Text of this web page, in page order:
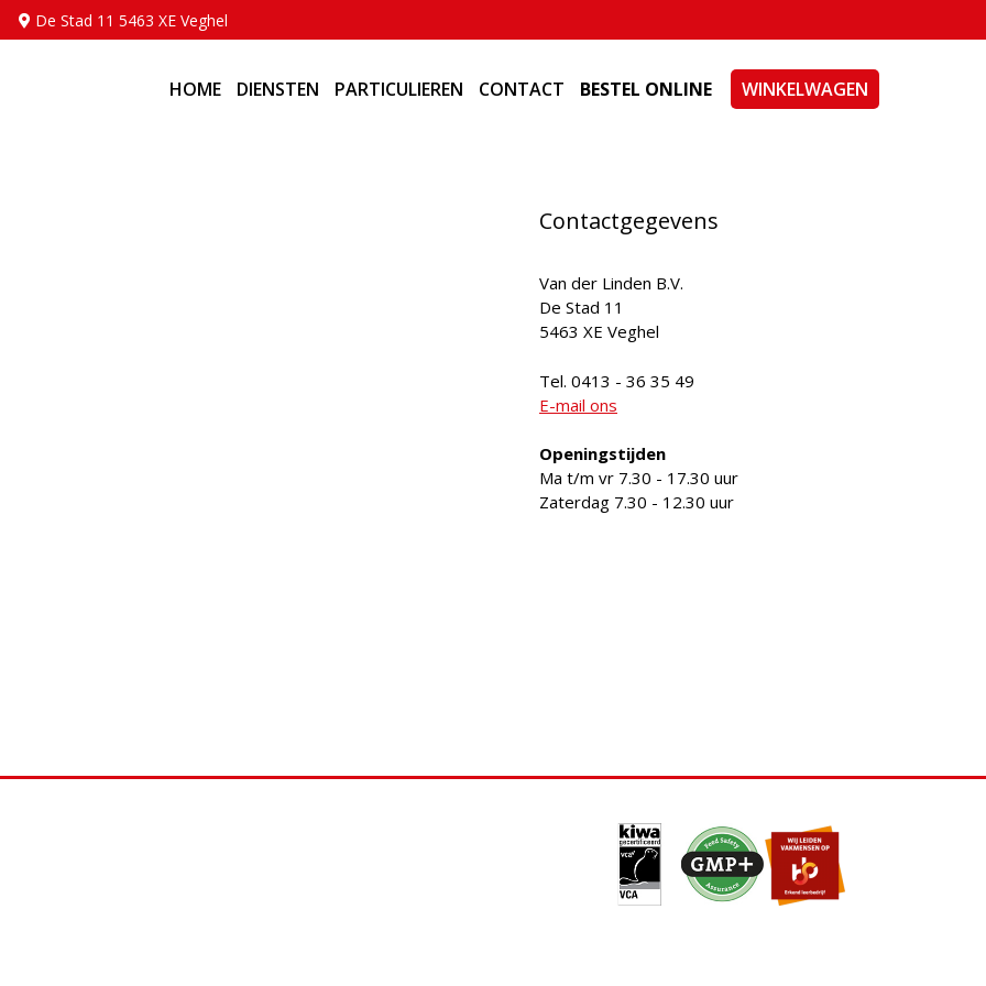
De Stad 11 5463 XE Veghel
HOME DIENSTEN PARTICULIEREN CONTACT BESTEL ONLINE WINKELWAGEN
Contactgegevens
Van der Linden B.V.
De Stad 11
5463 XE Veghel
Tel. 0413 - 36 35 49
E-mail ons
Openingstijden
Ma t/m vr 7.30 - 17.30 uur
Zaterdag 7.30 - 12.30 uur